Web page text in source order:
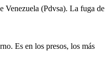
Venezuela (Pdvsa). La fuga de
Es en los presos, los más